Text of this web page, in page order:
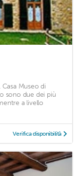
Museo di
sono due dei più
a livello
Verifica disponibilità